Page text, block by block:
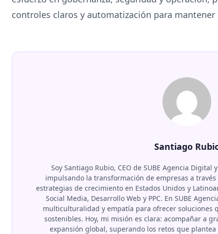
controles claros y automatización para
Santiago
Soy Santiago Rubio, CEO de SUBE Agencia
impulsando la transformación de empresas a
estrategias de crecimiento en Estados Unidos y
Social Media, Desarrollo Web y PPC. En SUBE
multiculturalidad y empatía para ofrecer soluciones
sostenibles. Hoy, mi misión es clara: acompañar a
expansión global, superando los retos que